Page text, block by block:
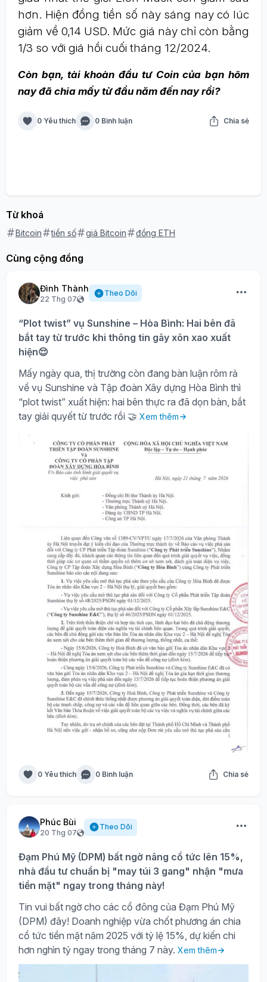
hơn. Hiện đồng tiền số này sáng nay có lúc
giảm về 0,14 USD. Mức giá này chỉ còn bằng
1/3 so với giá hồi cuối tháng 12/2024.
Còn bạn, tài khoàn đầu tư Coin của bạn hôm
nay đã chia mấy từ đầu năm đến nay rồi?
0 Yêu thích 0 Bình luận Chia sẻ
Từ khoá
Bitcoin tiền số giá Bitcoin đồng ETH
Cùng cộng đồng
Đình Thành
22 Thg 07
Theo Dõi
“Plot twist” vụ Sunshine – Hòa Bình: Hai bên đã
bắt tay từ trước khi thông tin gây xôn xao xuất
hiện😌
Mấy ngày qua, thị trường còn đang bàn luận rôm rả
về vụ Sunshine và Tập đoàn Xây dựng Hòa Bình thì
“plot twist” xuất hiện: hai bên thực ra đã dọn bàn, bắt
tay giải quyết từ trước rồi 🤝 Xem thêm
0 Yêu thích 0 Bình luận Chia sẻ
Phúc Bùi
20 Thg 07
Theo Dõi
Đạm Phú Mỹ (DPM) bất ngờ nâng cổ tức lên 15%,
nhà đầu tư chuẩn bị "may túi 3 gang" nhận "mưa
tiền mặt" ngay trong tháng này!
Tin vui bất ngờ cho các cổ đông của Đạm Phú Mỹ
(DPM) đây! Doanh nghiệp vừa chốt phương án chia
cổ tức tiền mặt năm 2025 với tỷ lệ 15%, dự kiến chi
hơn nghìn tỷ ngay trong tháng 7 này. Xem thêm